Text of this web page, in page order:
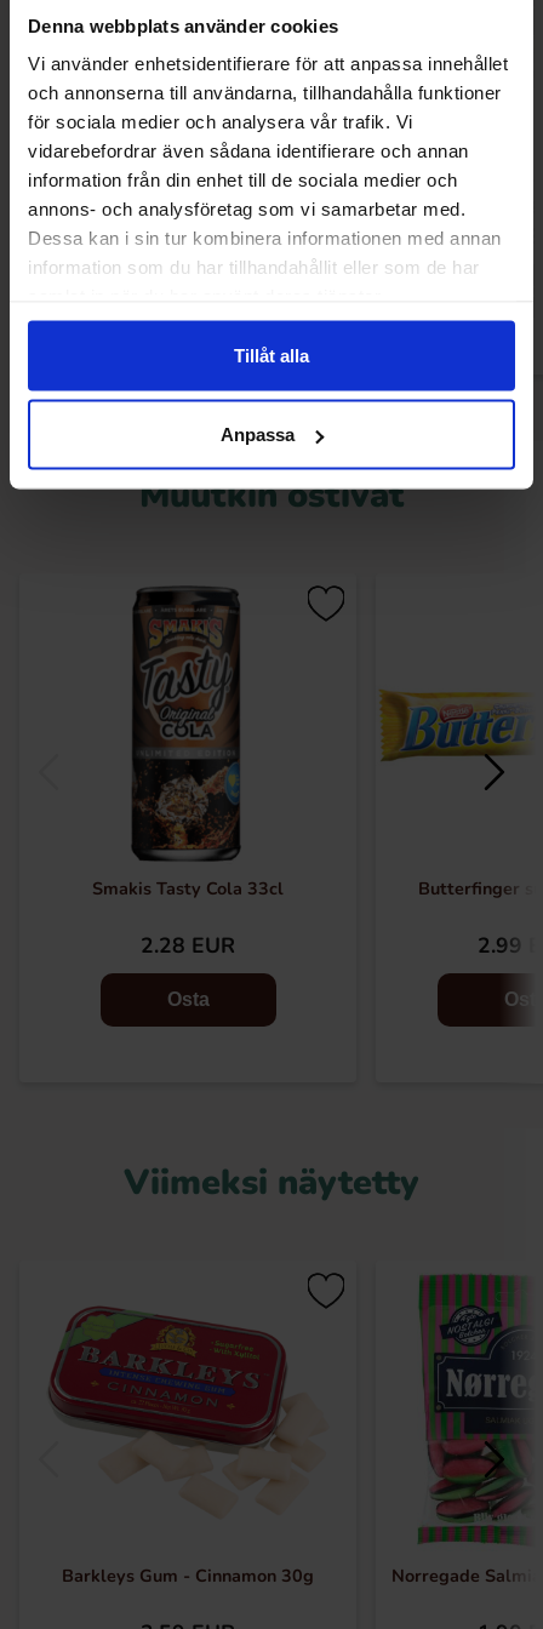
Denna webbplats använder cookies
Vi använder enhetsidentifierare för att anpassa innehållet
och annonserna till användarna, tillhandahålla funktioner
för sociala medier och analysera vår trafik. Vi
vidarebefordrar även sådana identifierare och annan
information från din enhet till de sociala medier och
annons- och analysföretag som vi samarbetar med.
Dessa kan i sin tur kombinera informationen med annan
information som du har tillhandahållit eller som de har
Tillåt alla
Anpassa
Barkleys Mint Coated Liquorice Pellets
18g
3.19 EUR
Barkleys Liquorice
3.19
Muutkin ostivat
Smakis Tasty Cola 33cl
2.28 EUR
Osta
Butterfinger
2.99
Viimeksi näytetty
Barkleys Gum - Cinnamon 30g Norregade